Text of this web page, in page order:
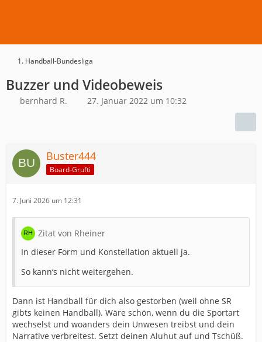
1. Handball-Bundesliga
Buzzer und Videobeweis
bernhard R. 27. Januar 2022 um 10:32
Buster444
Board-Grufti
7. Juni 2026 um 12:31
Zitat von Rheiner
In dieser Form und Konstellation aktuell ja.
So kann‘s nicht weitergehen.
Dann ist Handball für dich also gestorben (weil ohne SR
gibts keinen Handball). Wäre schön, wenn du die Sportart
wechselst und woanders dein Unwesen treibst und dein
Narrative verbreitest. Setzt deinen Aluhut auf und Tschüß.